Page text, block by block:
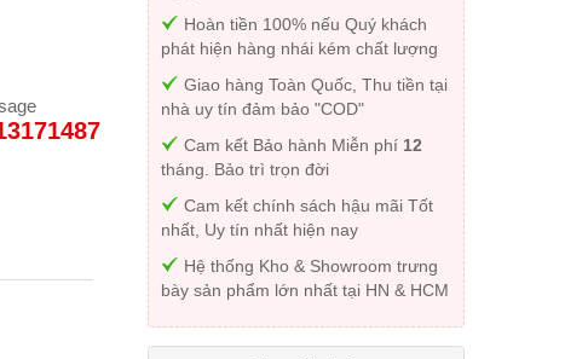
Hoàn tiền 100% nếu Quý khách
phát hiện hàng nhái kém chất lượng
Giao hàng Toàn Quốc, Thu tiền tại
nhà uy tín đảm bảo "COD"
Cam kết Bảo hành Miễn phí 12
tháng. Bảo trì trọn đời
Cam kết chính sách hậu mãi Tốt
nhất, Uy tín nhất hiện nay
Hệ thống Kho & Showroom trưng
bày sản phẩm lớn nhất tại HN & HCM